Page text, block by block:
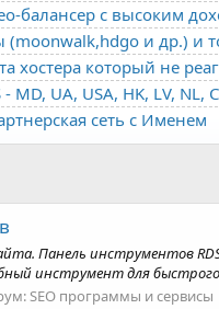
балансер с высоким
и др.) и
хостера который не
сеть с Именем
Панель инструментов
инструмент для
SEO программы и сервисы